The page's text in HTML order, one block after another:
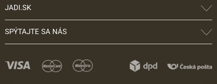
JADI.SK
SPÝTAJTE SA NÁS